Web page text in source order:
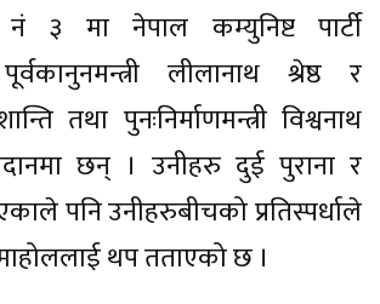
नं ३ मा नेपाल कम्युनिष्ट पार्टी
लीलानाथ श्रेष्ठ र
तथा पुनःनिर्माणमन्त्री विश्वनाथ
छन् । उनीहरु दुई पुराना र
पनि उनीहरुबीचको प्रतिस्पर्धाले
थप तताएको छ ।